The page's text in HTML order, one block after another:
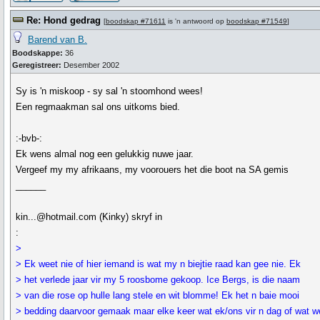
Re: Hond gedrag [boodskap #71611 is 'n antwoord op boodskap #71549]
Barend van B.
Boodskappe: 36
Geregistreer: Desember 2002
Sy is 'n miskoop - sy sal 'n stoomhond wees!
Een regmaakman sal ons uitkoms bied.
:-bvb-:
Ek wens almal nog een gelukkig nuwe jaar.
Vergeef my my afrikaans, my voorouers het die boot na SA gemis
kin...@hotmail.com (Kinky) skryf in
:
>
> Ek weet nie of hier iemand is wat my n biejtie raad kan gee nie. Ek
> het verlede jaar vir my 5 roosbome gekoop. Ice Bergs, is die naam
> van die rose op hulle lang stele en wit blomme! Ek het n baie mooi
> bedding daarvoor gemaak maar elke keer wat ek/ons vir n dag of wat